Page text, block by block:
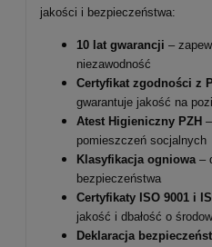
jakości i bezpieczeństwa:
10 lat gwarancji –
niezawodność
Certyfikat zgodności z
gwarantuje jakość na
Atest Higieniczny PZH
pomieszczeń socjalnych
Klasyfikacja ogniowa–
bezpieczeństwa
Certyfikaty ISO 9001 i
jakość i dbałość o
Deklaracja